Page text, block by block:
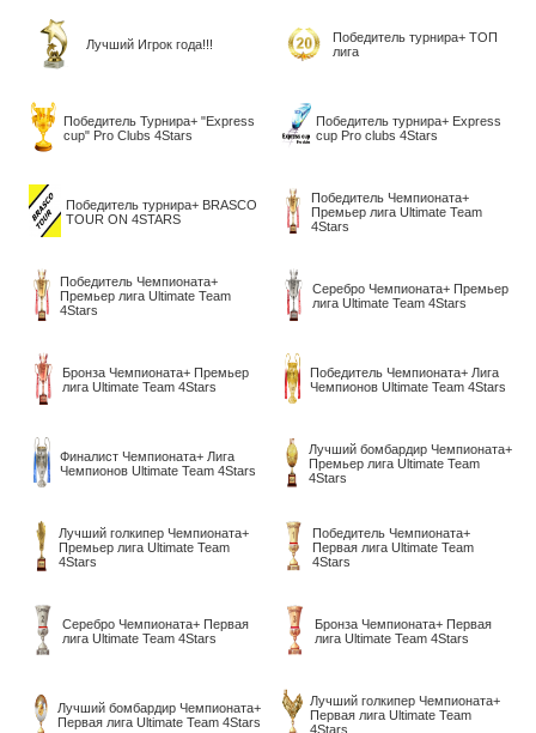
Лучший Игрок года!!!
Победитель турнира+ ТОП
лига
Победитель Турнира+ "Express
cup" Pro Clubs 4Stars
Победитель турнира+ Express
cup Pro clubs 4Stars
Победитель турнира+ BRASCO
TOUR ON 4STARS
Победитель Чемпионата+
Премьер лига Ultimate Team
4Stars
Победитель Чемпионата+
Премьер лига Ultimate Team
4Stars
Серебро Чемпионата+ Премьер
лига Ultimate Team 4Stars
Бронза Чемпионата+ Премьер
лига Ultimate Team 4Stars
Победитель Чемпионата+ Лига
Чемпионов Ultimate Team 4Stars
Финалист Чемпионата+ Лига
Чемпионов Ultimate Team 4Stars
Лучший бомбардир Чемпионата+
Премьер лига Ultimate Team
4Stars
Лучший голкипер Чемпионата+
Премьер лига Ultimate Team
4Stars
Победитель Чемпионата+
Первая лига Ultimate Team
4Stars
Серебро Чемпионата+ Первая
лига Ultimate Team 4Stars
Бронза Чемпионата+ Первая
лига Ultimate Team 4Stars
Лучший бомбардир Чемпионата+
Первая лига Ultimate Team 4Stars
Лучший голкипер Чемпионата+
Первая лига Ultimate Team
4Stars